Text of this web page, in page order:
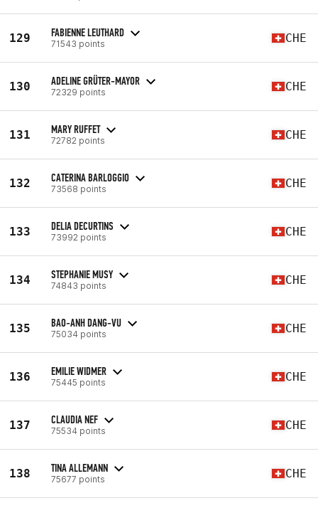
129 FABIENNE LEUTHARD
71543 points CHE
130 ADELINE GRÜTER-MAYOR
72329 points CHE
131 MARY RUFFET
72782 points CHE
132 CATERINA BARLOGGIO
73568 points CHE
133 DELIA DECURTINS
73992 points CHE
134 STEPHANIE MUSY
74843 points CHE
135 BAO-ANH DANG-VU
75034 points CHE
136 EMILIE WIDMER
75445 points CHE
137 CLAUDIA NEF
75534 points CHE
138 TINA ALLEMANN
75677 points CHE